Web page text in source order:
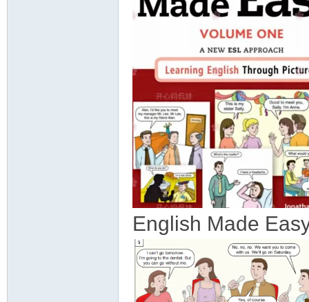
English Made